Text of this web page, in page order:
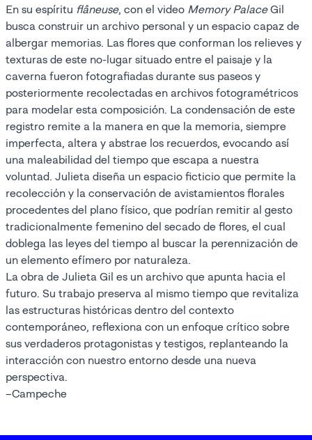
En su espíritu flâneuse, con el video Memory PalaceGil
busca construir un archivo personal y un espacio capaz de
albergar memorias. Las flores que conforman los relieves y
texturas de este no-lugar situado entre el paisaje y la
caverna fueron fotografiadas durante sus paseos y
posteriormente recolectadas en archivos fotogramétricos
para modelar esta composición. La condensación de este
registro remite a la manera en que la memoria, siempre
imperfecta, altera y abstrae los recuerdos, evocando así
una maleabilidad del tiempo que escapa a nuestra
voluntad. Julieta diseña un espacio ficticio que permite la
recolección y la conservación de avistamientos florales
procedentes del plano físico, que podrían remitir al gesto
tradicionalmente femenino del secado de flores, el cual
doblega las leyes del tiempo al buscar la perennización de
un elemento efímero por naturaleza.
La obra de Julieta Gil es un archivo que apunta hacia el
futuro. Su trabajo preserva al mismo tiempo que revitaliza
las estructuras históricas dentro del contexto
contemporáneo, reflexiona con un enfoque crítico sobre
sus verdaderos protagonistas y testigos, replanteando la
interacción con nuestro entorno desde una nueva
perspectiva.
–Campeche